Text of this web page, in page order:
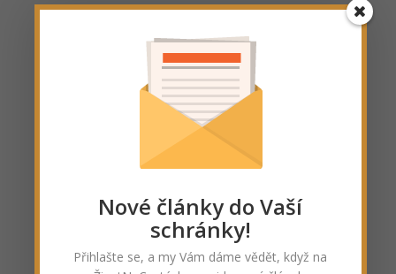
Nové články do Vaší
schránky!
Přihlašte se, a my Vám dáme vědět, když na